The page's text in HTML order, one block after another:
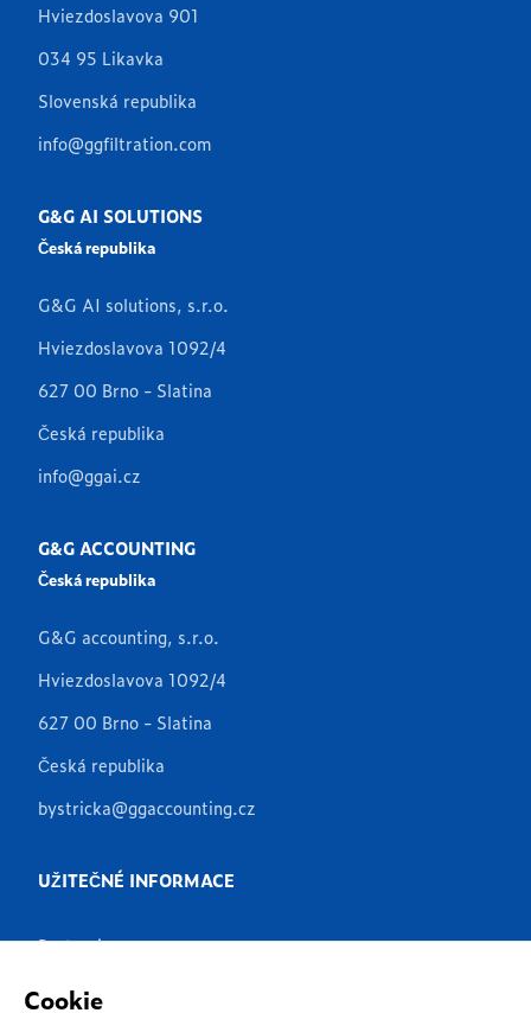
Hviezdoslavova 901
034 95 Likavka
Slovenská republika
info@ggfiltration.com
G&G AI SOLUTIONS
Česká republika
G&G AI solutions, s.r.o.
Hviezdoslavova 1092/4
627 00 Brno - Slatina
Česká republika
info@ggai.cz
G&G ACCOUNTING
Česká republika
G&G accounting, s.r.o.
Hviezdoslavova 1092/4
627 00 Brno - Slatina
Česká republika
bystricka@ggaccounting.cz
UŽITEČNÉ INFORMACE
Partneři
Produkty
Cookie